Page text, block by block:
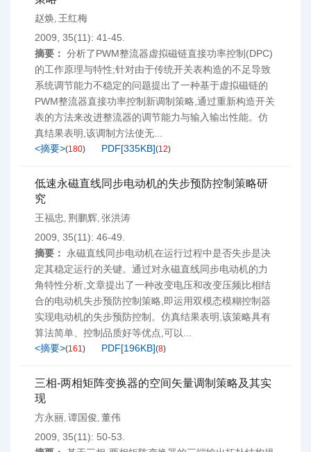
赵焕, 王红梅
2009, 35(11): 41-45.
摘要： 分析了PWM整流器虚拟磁链直接功率控制(DPC)
的工作原理与特性;针对由于传统开关表构造的不足导致
系统调节能力不稳定的问题提出了一种基于虚拟磁链的
PWM整流器直接功率控制新调制策略,通过重新构造开关
表的方法来改进整流器的调节能力与输入输出性能。仿
真结果表明,该调制方法使无...
<摘要>(180) PDF[335KB](12)
低速永磁直线同步电动机的失步预防控制策略研
究
王福忠 , 荆鹏辉, 张洪涛
2009, 35(11): 46-49.
摘要：
永磁直线同步电动机在运行过程中是否失步是决
定其稳定运行的关键。通过对永磁直线同步电动机的力
角特性分析,文章提出了一种改变电压和改变压频比相结
合的电动机失步预防控制策略,即运用双模态模糊控制器
实现电动机的失步预防控制。仿真结果表明,该策略具有
算法简单、控制品质好等优点,可以...
<摘要>(161) PDF[196KB](8)
三相-两相矩阵变换器的空间矢量调制策略及其实
现
方永丽, 谭国俊, 董伟
2009, 35(11): 50-53.